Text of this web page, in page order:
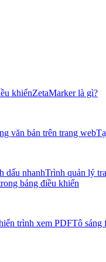
khiểnZetaMarker là gì?
văn bản trên trang web
dấu nhanhTrình quản lý
bảng điều khiển
trình xem PDFTô sáng